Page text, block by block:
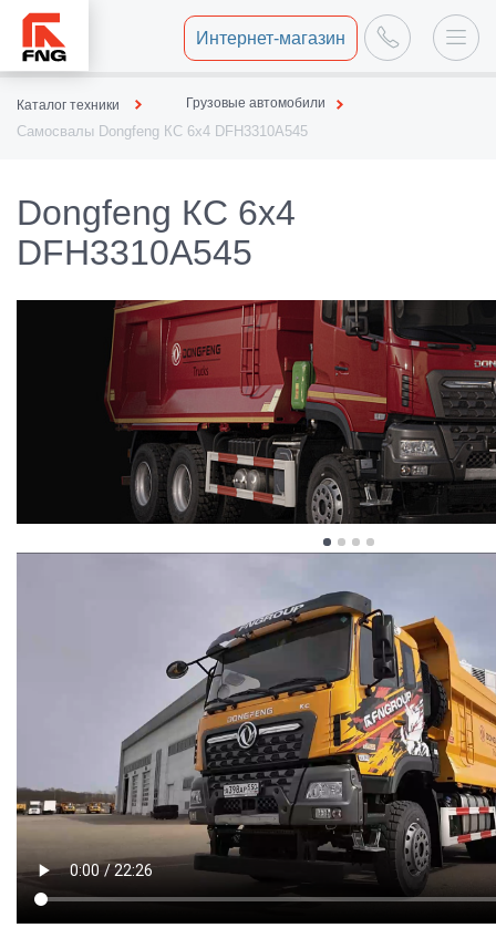
Интернет-магазин
Каталог техники Грузовые автомобили
Самосвалы Dongfeng КС 6х4 DFH3310A545
Dongfeng КС 6х4
DFH3310A545